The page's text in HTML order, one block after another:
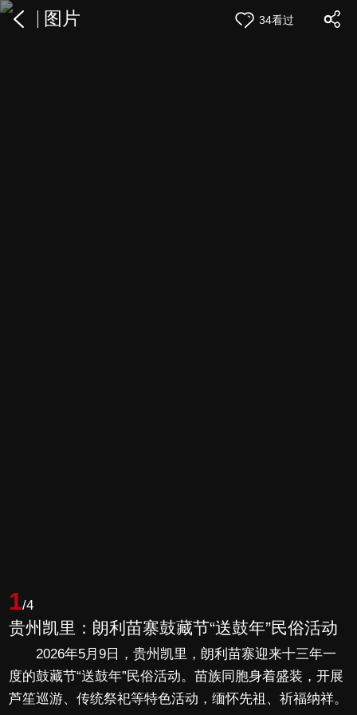
图片 34看过
1/4
贵州凯里：朗利苗寨鼓藏节“送鼓年”民俗活动
2026年5月9日，贵州凯里，朗利苗寨迎来十三年一
度的鼓藏节“送鼓年”民俗活动。苗族同胞身着盛装，开展
芦笙巡游、传统祭祀等特色活动，缅怀先祖、祈福纳祥。